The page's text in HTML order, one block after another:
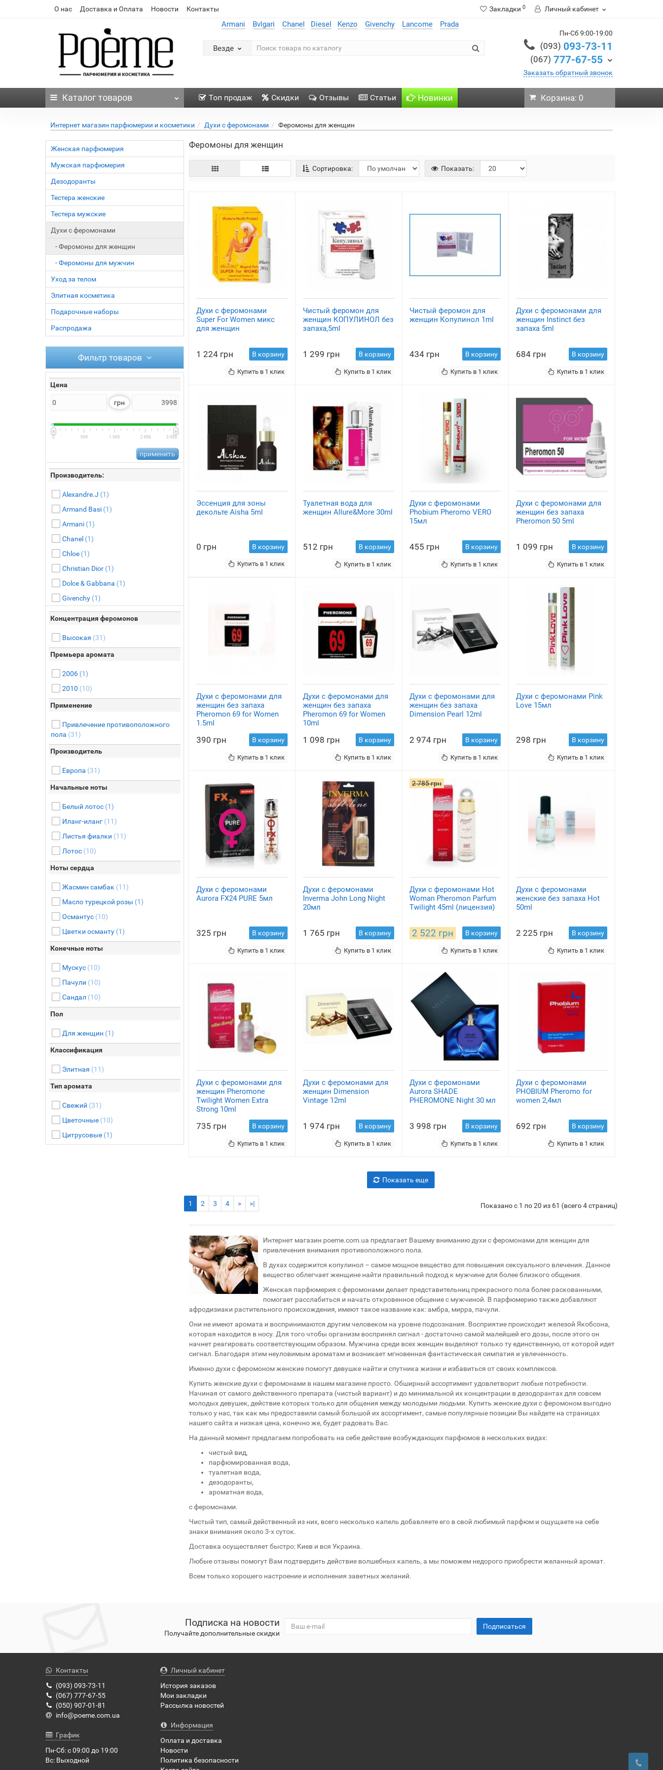
О нас Доставка и Оплата Новости Контакты Закладки 0 Личный кабинет
Armani Bvlgari Chanel Diesel Kenzo Givenchy Lancome Prada
Везде
Пн-Сб 9:00-19:00
(093) 093-73-11
(067) 777-67-55
Заказать обратный звонок
Каталогтоваров Топ продаж Скидки Отзывы Статьи Новинки Корзина: 0
Интернет магазин парфюмерии и косметики Духи с феромонами Феромоны для женщин
Женская парфюмерия
Мужская парфюмерия
Дезодоранты
Тестера женские
Тестера мужские
Духи с феромонами
- Феромоны для женщин
- Феромоны для мужчин
Уход за телом
Элитная косметика
Подарочные наборы
Распродажа
Фильтр товаров
Цена
грн
0 999 1 999 2 998 3 998
Производитель:
Alexandre.J (1)
Armand Basi (1)
Armani (1)
Chanel (1)
Chloe (1)
Christian Dior (1)
Dolce & Gabbana (1)
Givenchy (1)
Lanvin(1)
Shaik(1)
Versace(1)
Концентрация феромонов
Высокая (31)
Премьера аромата
2006 (1)
2010 (10)
Применение
Привлечение противоположного
пола (31)
Производитель
Европа (31)
Начальные ноты
Белый лотос (1)
Иланг-иланг (11)
Листья фиалки (11)
Лотос (10)
Ноты сердца
Жасмин самбак (11)
Масло турецкой розы (1)
Османтус (10)
Цветки османту (1)
Конечные ноты
Мускус (10)
Пачули (10)
Сандал (10)
Пол
Для женщин (1)
Классификация
Элитная (11)
Тип аромата
Свежий (31)
Цветочные (10)
Цитрусовые (1)
Феромоны для женщин
Сортировка: Показать:
Духи с феромонами
Super For Women микс
для женщин
1 224 грн В корзину
Купить в 1 клик
Чистый феромон для
женщин КОПУЛИНОЛ без
запаха,5ml
1 299 грн В корзину
Купить в 1 клик
Чистый феромон для
женщин Копулинол 1ml
434 грн В корзину
Купить в 1 клик
Духи с феромонами для
женщин Instinct без
запаха 5ml
684 грн В корзину
Купить в 1 клик
Эссенция для зоны
декольте Aisha 5ml
0 грн В корзину
Купить в 1 клик
Туалетная вода для
женщин Allure&More 30ml
512 грн В корзину
Купить в 1 клик
Духи с феромонами
Phobium Pheromo VERO
15мл
455 грн В корзину
Купить в 1 клик
Духи с феромонами для
женщин без запаха
Pheromon 50 5ml
1 099 грн В корзину
Купить в 1 клик
Духи с феромонами для
женщин без запаха
Pheromon 69 for Women
1.5ml
390 грн В корзину
Купить в 1 клик
Духи с феромонами для
женщин без запаха
Pheromon 69 for Women
10ml
1 098 грн В корзину
Купить в 1 клик
Духи с феромонами для
женщин без запаха
Dimension Pearl 12ml
2 974 грн В корзину
Купить в 1 клик
Духи с феромонами Pink
Love 15мл
298 грн В корзину
Купить в 1 клик
Духи с феромонами
Aurora FX24 PURE 5мл
325 грн В корзину
Купить в 1 клик
Духи с феромонами
Inverma John Long Night
20мл
1 765 грн В корзину
Купить в 1 клик
2 785 грн
Духи с феромонами Hot
Woman Pheromon Parfum
Twilight 45ml (лицензия)
2 522 грн В корзину
Купить в 1 клик
Духи с феромонами
женские без запаха Hot
50ml
2 225 грн В корзину
Купить в 1 клик
Духи с феромонами для
женщин Pheromone
Twilight Women Extra
Strong 10ml
735 грн В корзину
Купить в 1 клик
Духи с феромонами для
женщин Dimension
Vintage 12ml
1 974 грн В корзину
Купить в 1 клик
Духи с феромонами
Aurora SHADE
PHEROMONE Night 30 мл
3 998 грн В корзину
Купить в 1 клик
Духи с феромонами
PHOBIUM Pheromo for
women 2,4мл
692 грн В корзину
Купить в 1 клик
Показать еще
1 2 3 4 > >| Показано с 1 по 20 из 61 (всего 4 страниц)
Интернет магазин poeme.com.ua предлагает Вашему вниманию духи с феромонами для женщин для
привлечения внимания противоположного пола.
В духах содержится копулинол – самое мощное вещество для повышения сексуального влечения. Данное
вещество облегчает женщине найти правильный подход к мужчине для более близкого общения.
Женская парфюмерия с феромонами делает представительниц прекрасного пола более раскованными,
помогает расслабиться и начать откровенное общение с мужчиной. В парфюмерию также добавляют
афродизиаки растительного происхождения, имеют такое название как: амбра, мирра, пачули.
Они не имеют аромата и воспринимаются другим человеком на уровне подсознания. Восприятие происходит железой Якобсона,
которая находится в носу. Для того чтобы организм воспринял сигнал - достаточно самой малейшей его дозы, после этого он
начнет реагировать соответствующим образом. Мужчина среди всех женщин выделяют только ту единственную, от которой идет
сигнал. Благодаря этим неуловимым ароматам и возникает мгновенная фантастическая симпатия и увлеченность.
Именно духи с феромоном женские помогут девушке найти и спутника жизни и избавиться от своих комплексов.
Купить женские духи с феромонами в нашем магазине просто. Обширный ассортимент удовлетворит любые потребности.
Начиная от самого действенного препарата (чистый вариант) и до минимальной их концентрации в дезодорантах для совсем
молодых девушек, действие которых только для общения между молодыми людьми. Купить женские духи с феромоном выгодно
только у нас, так как мы предоставили самый большой их ассортимент, самые популярные позиции Вы найдете на страницах
нашего сайта и низкая цена, конечно же, будет радовать Вас.
На данный момент предлагаем попробовать на себе действие возбуждающих парфюмов в нескольких видах:
чистый вид,
парфюмированная вода,
туалетная вода,
дезодоранты,
ароматная вода,
c феромонами.
Чистый тип, самый действенный из них, всего несколько капель добавляете его в свой любимый парфюм и ощущаете на себе
знаки внимания около 3-х суток.
Доставка осуществляет быстро: Киев и вся Украина.
Любые отзывы помогут Вам подтвердить действие волшебных капель, а мы поможем недорого приобрести желанный аромат.
Всем только хорошего настроение и исполнения заветных желаний.
Подписка на новости
Получайте дополнительные скидки
Подписаться
Контакты
(093) 093-73-11
(067) 777-67-55
(050) 907-01-81
info@poeme.com.ua
График
Пн-Сб: с 09:00 до 19:00
Вс: Выходной
Личный кабинет
История заказов
Мои закладки
Рассылка новостей
Информация
Оплата и доставка
Новости
Политика безопасности